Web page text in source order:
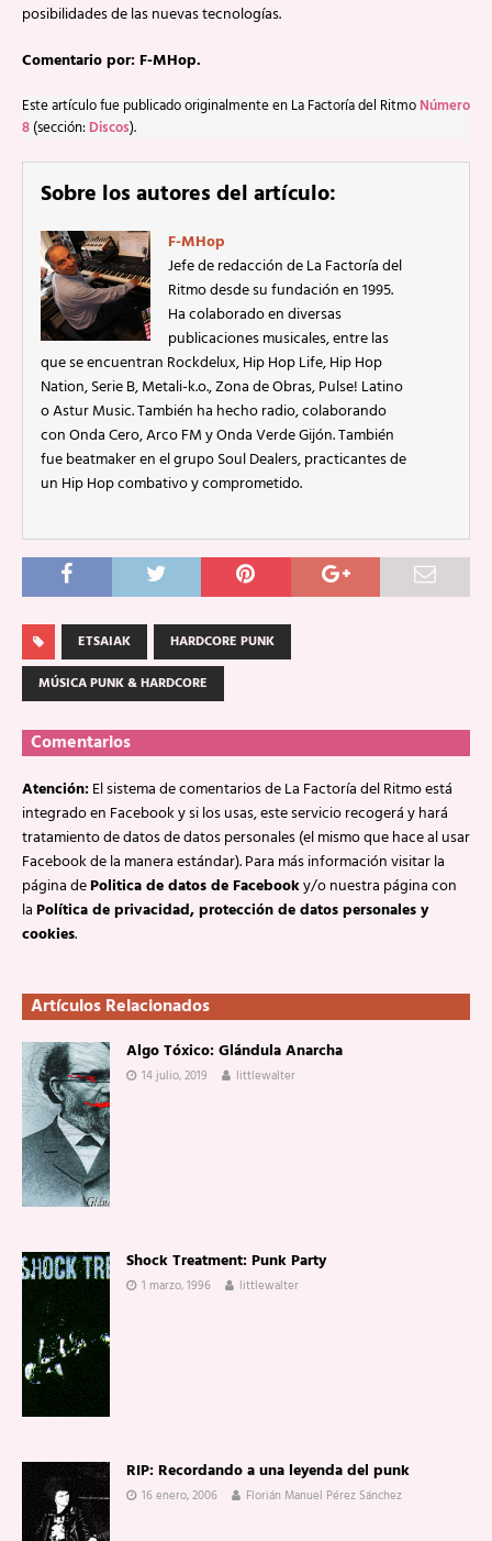
posibilidades de las nuevas tecnologías.
Comentario por: F-MHop.
Este artículo fue publicado originalmente en La Factoría del Ritmo Número
8 (sección: Discos).
Sobre los autores del artículo:
F-MHop
Jefe de redacción de La Factoría del
Ritmo desde su fundación en 1995.
Ha colaborado en diversas
publicaciones musicales, entre las
que se encuentran Rockdelux, Hip Hop Life, Hip Hop
Nation, Serie B, Metali-k.o., Zona de Obras, Pulse! Latino
o Astur Music. También ha hecho radio, colaborando
con Onda Cero, Arco FM y Onda Verde Gijón. También
fue beatmaker en el grupo Soul Dealers, practicantes de
un Hip Hop combativo y comprometido.
ETSAIAK
HARDCORE PUNK
MÚSICA PUNK & HARDCORE
Comentarios
Atención:El sistema de comentarios de La Factoría del Ritmo está
integrado en Facebook y si los usas, este servicio recogerá y hará
tratamiento de datos de datos personales (el mismo que hace al usar
Facebook de la manera estándar). Para más información visitar la
página dePolitica de datos de Facebooky/o nuestra página con
laPolítica de privacidad, protección de datos personales y
cookies.
Artículos Relacionados
Algo Tóxico: Glándula Anarcha
14 julio, 2019 littlewalter
Shock Treatment: Punk Party
1 marzo, 1996 littlewalter
RIP: Recordando a una leyenda del punk
16 enero, 2006 Florián Manuel Pérez Sánchez